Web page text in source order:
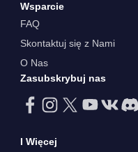
Wsparcie
FAQ
Skontaktuj się z Nami
O Nas
Zasubskrybuj nas
I Więcej